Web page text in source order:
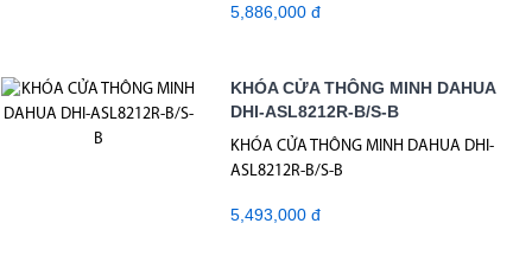
5,886,000 đ
KHÓA CỬA THÔNG MINH DAHUA
DHI-ASL8212R-B/S-B
KHÓA CỬA THÔNG MINH DAHUA DHI-
ASL8212R-B/S-B
5,493,000 đ